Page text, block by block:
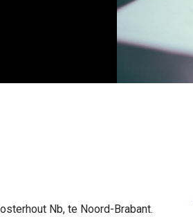
Nb, te Noord-Brabant.